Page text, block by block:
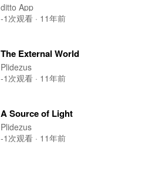
ditto App
-1次观看 · 11年前
The External World
Plidezus
-1次观看 · 11年前
A Source of Light
Plidezus
-1次观看 · 11年前